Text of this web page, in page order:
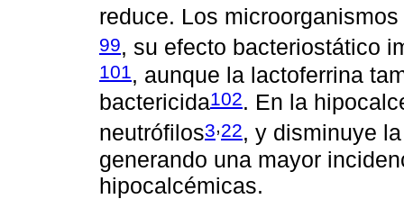
reduce. Los
99, su efecto bacteriostático
101, aunque la lactoferrina
bactericida102. En la
neutrófilos3,22, y disminuye
generando una mayor
hipocalcémicas.